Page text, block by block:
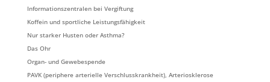
Informationszentralen bei Vergiftung
Koffein und sportliche Leistungsfähigkeit
Nur starker Husten oder Asthma?
Das Ohr
Organ- und Gewebespende
PAVK (periphere arterielle Verschlusskrankheit), Arteriosklerose